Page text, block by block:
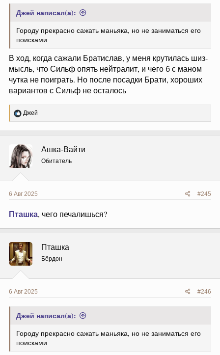
Джей написал(а):
Городу прекрасно сажать маньяка, но не заниматься его
поисками
В ход, когда сажали Братислав, у меня крутилась шиз-
мысль, что Сильф опять нейтралит, и чего б с маном
чутка не поиграть. Но после посадки Брати, хороших
вариантов с Сильф не осталось
Р
е
ц
и
и
:
Джей
Ашка-Вайти
Обитатель
6 Авг 2025 #245
Пташка, чего печалишься?
Пташка
Бёрдон
6 Авг 2025 #246
Джей написал(а):
Городу прекрасно сажать маньяка, но не заниматься его
поисками